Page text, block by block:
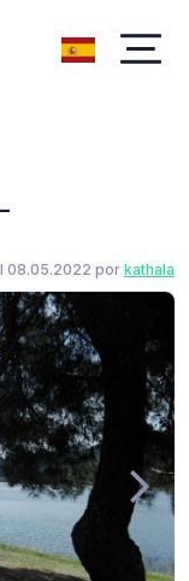
08.05.2022 porkathala